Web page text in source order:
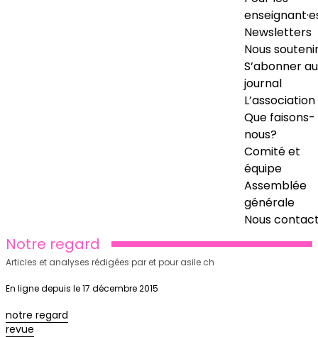
Newsletters
Nous
S’abonner au
journal
L’association
Que faisons-
nous?
Comité et
équipe
Assemblée
générale
Nous
Notre regard
Articles et analyses rédigées par et pour asile.ch
En ligne depuis le 17 décembre 2015
notre regard
revue